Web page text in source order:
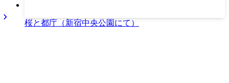
桜と都庁（新宿中央公園にて）